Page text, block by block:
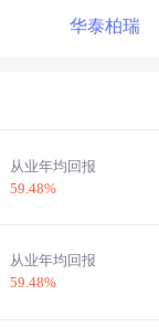
华泰柏瑞
从业年均回报
59.48%
从业年均回报
59.48%